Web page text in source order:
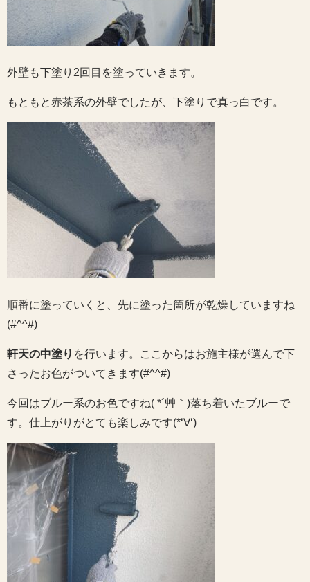
外壁も下塗り2回目を塗っていきます。
もともと赤茶系の外壁でしたが、下塗りで真っ白です。
順番に塗っていくと、先に塗った箇所が乾燥していますね
(#^^#)
軒天の中塗り を行います。ここからはお施主様が選んで下
さったお色がついてきます(#^^#)
今回はブルー系のお色ですね( *´艸｀)落ち着いたブルーで
す。仕上がりがとても楽しみです(*‘∀‘)